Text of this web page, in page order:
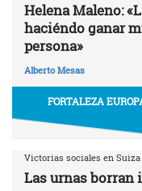
Helena Maleno:
haciéndo ganar
persona»
Alberto Mesas
FORTALEZA
Victorias sociales en Suiza
Las urnas